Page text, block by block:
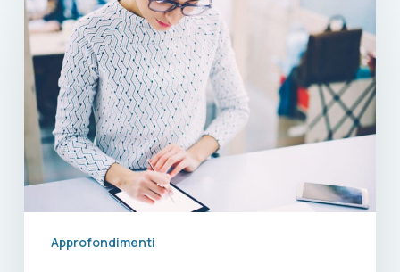
grafometrica
e
otp:
un
esempio
soluzioni
online
distanza
Approfondimenti